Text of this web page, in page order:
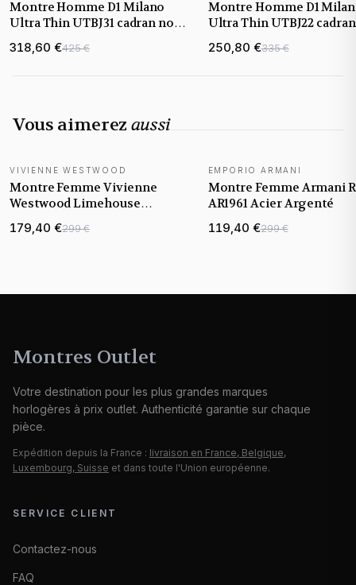
Montre Homme D1 Milano
Ultra Thin UTBJ31 cadran noir
bracelet acier
318,60 €425 €
Montre Homme D1
Ultra Thin UTBJ22
bracelet acier
250,80 €335 €
Vous aimerez aussi
NOUVEAUTÉ
VIVIENNE WESTWOOD
Montre Femme Vivienne
Westwood Limehouse
bracelet acier
179,40 €299 €
EMPORIO ARMANI
Montre Femme Armani
AR1961 Acier Argenté
119,40 €299 €
Montres Outlet
Votre destination pour les plus grandes marques
horlogères à prix outlet. Authenticité garantie sur chaque
pièce.
Expédition depuis la France : livraison en France, Belgique,
Luxembourg, Suisse et dans toute l'Union européenne.
SERVICE CLIENT
Contactez-nous
FAQ